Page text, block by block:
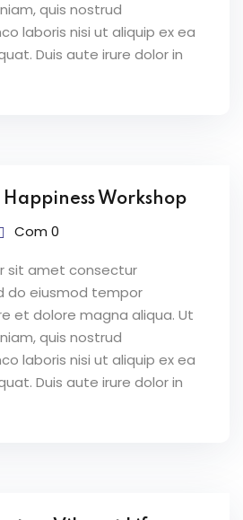
quis nostrud
laboris nisi ut aliquip ex ea
Duis aute irure dolor in
Workshop
Com 0
sit amet consectur
do eiusmod tempor
et dolore magna aliqua. Ut
quis nostrud
laboris nisi ut aliquip ex ea
Duis aute irure dolor in